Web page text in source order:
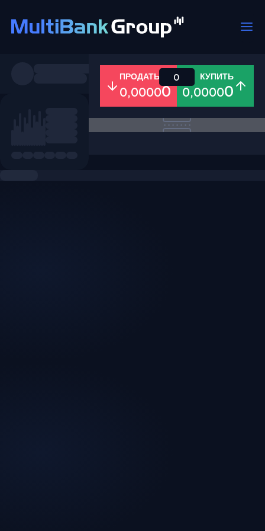
Все Форекс Металлы
ПРОДАТЬ
0,00000
КУПИТЬ
0,00000
0